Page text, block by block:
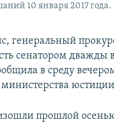
10 января 2017 года.
генеральный
сенатором дважды
в среду
министерства
прошлой